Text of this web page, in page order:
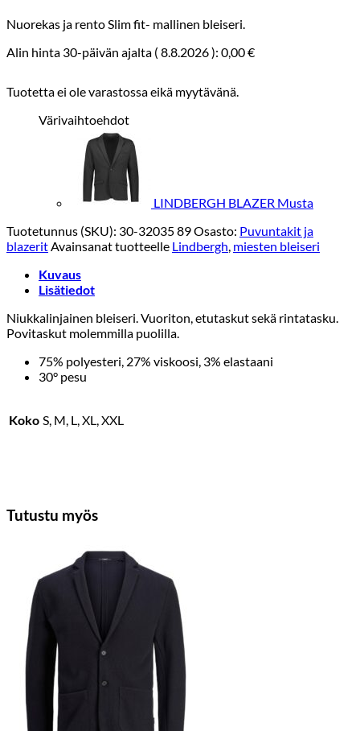
Nuorekas ja rento Slim fit- mallinen bleiseri.
Alin hinta 30-päivän ajalta ( 8.8.2026): 0,00€
Tuotetta ei ole varastossa eikä myytävänä.
Värivaihtoehdot
LINDBERGH BLAZER Musta
Tuotetunnus (SKU): 30-32035 89Osasto: Puvuntakit ja
blazeritAvainsanat tuotteelle Lindbergh, miesten bleiseri
Kuvaus
Lisätiedot
Niukkalinjainen bleiseri. Vuoriton, etutaskut sekä rintatasku.
Povitaskut molemmilla puolilla.
75% polyesteri, 27% viskoosi, 3% elastaani
30° pesu
Koko S, M, L, XL, XXL
Tutustu myös